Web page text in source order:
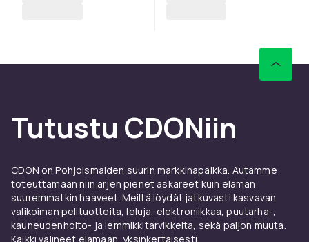
Tutustu CDONiin
CDON on Pohjoismaiden suurin markkinapaikka. Autamme
toteuttamaan niin arjen pienet askareet kuin elämän
suuremmatkin haaveet. Meiltä löydät jatkuvasti kasvavan
valikoiman pelituotteita, leluja, elektroniikkaa, puutarha-,
kauneudenhoito- ja lemmikkitarvikkeita, sekä paljon muuta.
Kaikki välineet elämään, yksinkertaisesti.